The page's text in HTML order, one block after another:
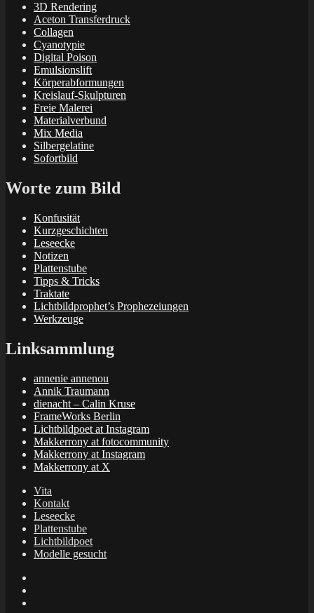
3D Rendering
Aceton Transferdruck
Collagen
Cyanotypie
Digital Poison
Emulsionslift
Körperabformungen
Kreislauf-Skulpturen
Freie Malerei
Materialverbund
Mix Media
Silbergelatine
Sofortbild
Worte zum Bild
Konfusität
Kurzgeschichten
Leseecke
Notizen
Plattenstube
Tipps & Tricks
Traktate
Lichtbildprophet’s Prophezeiungen
Werkzeuge
Linksammlung
annenie annenou
Annik Traumann
dienacht – Calin Kruse
FrameWorks Berlin
Lichtbildpoet at Instagram
Makkerrony at fotocommunity
Makkerrony at Instagram
Makkerrony at X
Vita
Kontakt
Leseecke
Plattenstube
Lichtbildpoet
Modelle gesucht